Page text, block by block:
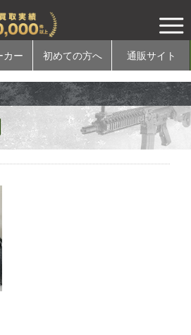
カー 初めての方へ 通販サイト
ム
ン